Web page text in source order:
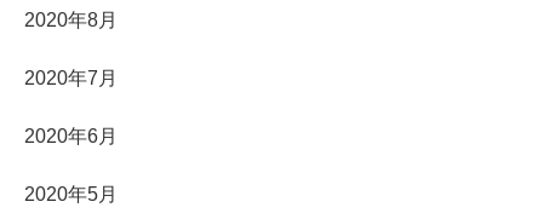
2020年8月
2020年7月
2020年6月
2020年5月